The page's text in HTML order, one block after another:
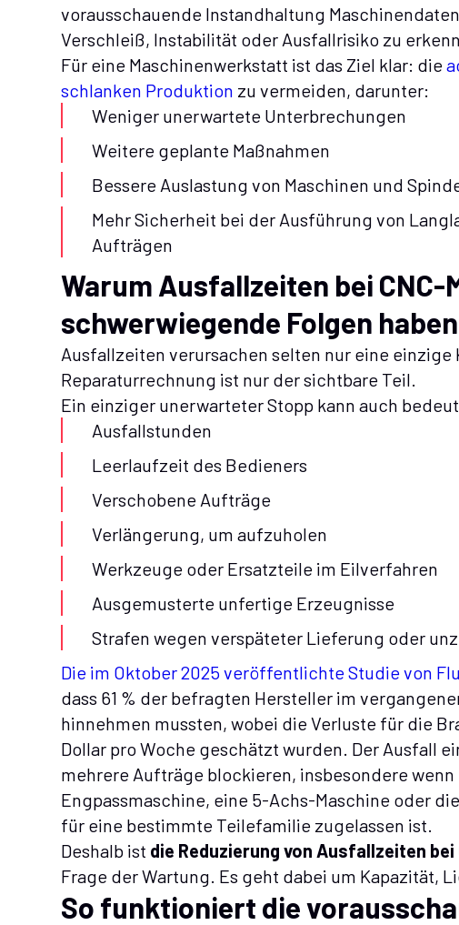
vorausschauende Instandhaltung
Verschleiß, Instabilität oder Ausfallrisiko zu
Für eine Maschinenwerkstatt ist das Ziel klar: die
schlanken Produktion zu vermeiden, darunter:
Weniger unerwartete Unterbrechungen
Weitere geplante Maßnahmen
Bessere Auslastung von Maschinen und
Mehr Sicherheit bei der Ausführung von
Aufträgen
Warum Ausfallzeiten bei CNC-
schwerwiegende Folgen haben
Ausfallzeiten verursachen selten nur eine einzige
Reparaturrechnung ist nur der sichtbare Teil.
Ein einziger unerwarteter Stopp kann auch
Ausfallstunden
Leerlaufzeit des Bedieners
Verschobene Aufträge
Verlängerung, um aufzuholen
Werkzeuge oder Ersatzteile im Eilverfahren
Ausgemusterte unfertige Erzeugnisse
Strafen wegen verspäteter Lieferung oder
Die im Oktober 2025 veröffentlichte Studie von
dass 61 % der befragten Hersteller im
hinnehmen mussten, wobei die Verluste für die
Dollar pro Woche geschätzt wurden. Der Ausfall
mehrere Aufträge blockieren, insbesondere wenn
Engpassmaschine, eine 5-Achs-Maschine oder
für eine bestimmte Teilefamilie zugelassen ist.
Deshalb ist die Reduzierung von Ausfallzeiten bei
Frage der Wartung. Es geht dabei um Kapazität,
So funktioniert die